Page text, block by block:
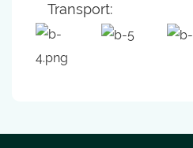
Transport: